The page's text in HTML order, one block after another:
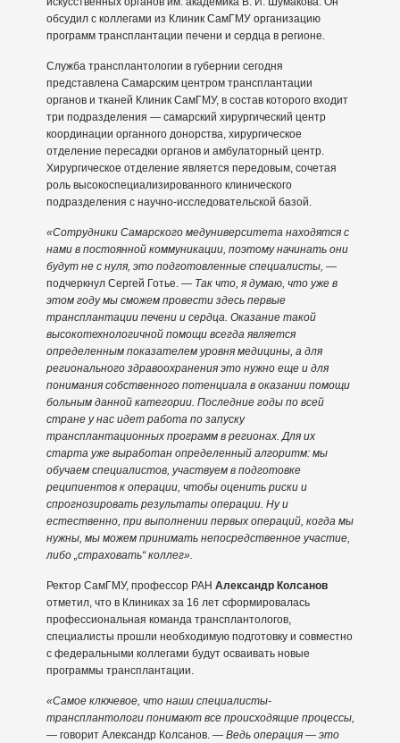
обсудил с коллегами из Клиник СамГМУ организацию
программ трансплантации печени и сердца в регионе.
Служба трансплантологии в губернии сегодня
представлена Самарским центром трансплантации
органов и тканей Клиник СамГМУ, в состав которого входит
три подразделения — самарский хирургический центр
координации органного донорства, хирургическое
отделение пересадки органов и амбулаторный центр.
Хирургическое отделение является передовым, сочетая
роль высокоспециализированного клинического
подразделения с научно-исследовательской базой.
«Сотрудники Самарского медуниверситета находятся с
нами в постоянной коммуникации, поэтому начинать они
будут не с нуля, это подготовленные специалисты, —
подчеркнул Сергей Готье. — Так что, я думаю, что уже в
этом году мы сможем провести здесь первые
трансплантации печени и сердца. Оказание такой
высокотехнологичной помощи всегда является
определенным показателем уровня медицины, а для
регионального здравоохранения это нужно еще и для
понимания собственного потенциала в оказании помощи
больным данной категории. Последние годы по всей
стране у нас идет работа по запуску
трансплантационных программ в регионах. Для их
старта уже выработан определенный алгоритм: мы
обучаем специалистов, участвуем в подготовке
реципиентов к операции, чтобы оценить риски и
спрогнозировать результаты операции. Ну и
естественно, при выполнении первых операций, когда мы
нужны, мы можем принимать непосредственное участие,
либо „страховать“ коллег».
Ректор СамГМУ, профессор РАН Александр Колсанов
отметил, что в Клиниках за 16 лет сформировалась
профессиональная команда трансплантологов,
специалисты прошли необходимую подготовку и совместно
с федеральными коллегами будут осваивать новые
программы трансплантации.
«Самое ключевое, что наши специалисты-
трансплантологи понимают все происходящие процессы,
— говорит Александр Колсанов. — Ведь операция — это